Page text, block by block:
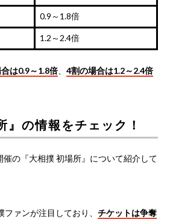
0.9～1.8倍
1.2～2.4倍
は0.9～1.8倍、 4割の場合は1.2～2.4倍
』の情報をチェック！
の『大相撲 初場所』について紹介して
ァンが注目しており、 チケットは争奪